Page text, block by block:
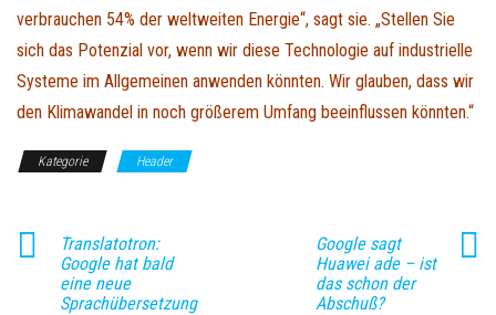
verbrauchen 54% der weltweiten Energie“, sagt sie. „Stellen Sie
sich das Potenzial vor, wenn wir diese Technologie auf industrielle
Systeme im Allgemeinen anwenden könnten. Wir glauben, dass wir
den Klimawandel in noch größerem Umfang beeinflussen könnten.“
Kategorie Header
Translatotron:
Google hat bald
eine neue
Sprachübersetzung
Google sagt
Huawei ade – ist
das schon der
Abschuß?